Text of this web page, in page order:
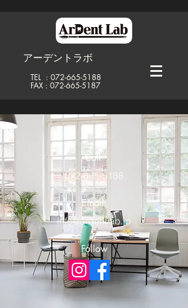
アーデントラボ
TEL : 072-665-5188
FAX : 072-665-5187
Call
072-665-5188
Email
info@ardentlab.jp
Follow